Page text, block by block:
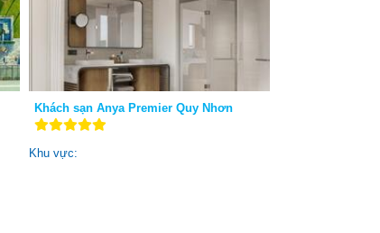
Khách sạn Anya Premier Quy Nhơn
Khu vực: